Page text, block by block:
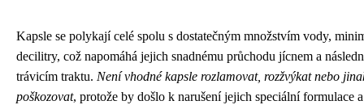
Kapsle se polykají celé spolu s dostatečným množstvím vody,
decilitry, což napomáhá jejich snadnému průchodu jícnem a
trávicím traktu. Není vhodné kapsle rozlamovat, rozžvýkat nebo
poškozovat, protože by došlo k narušení jejich speciální formulace